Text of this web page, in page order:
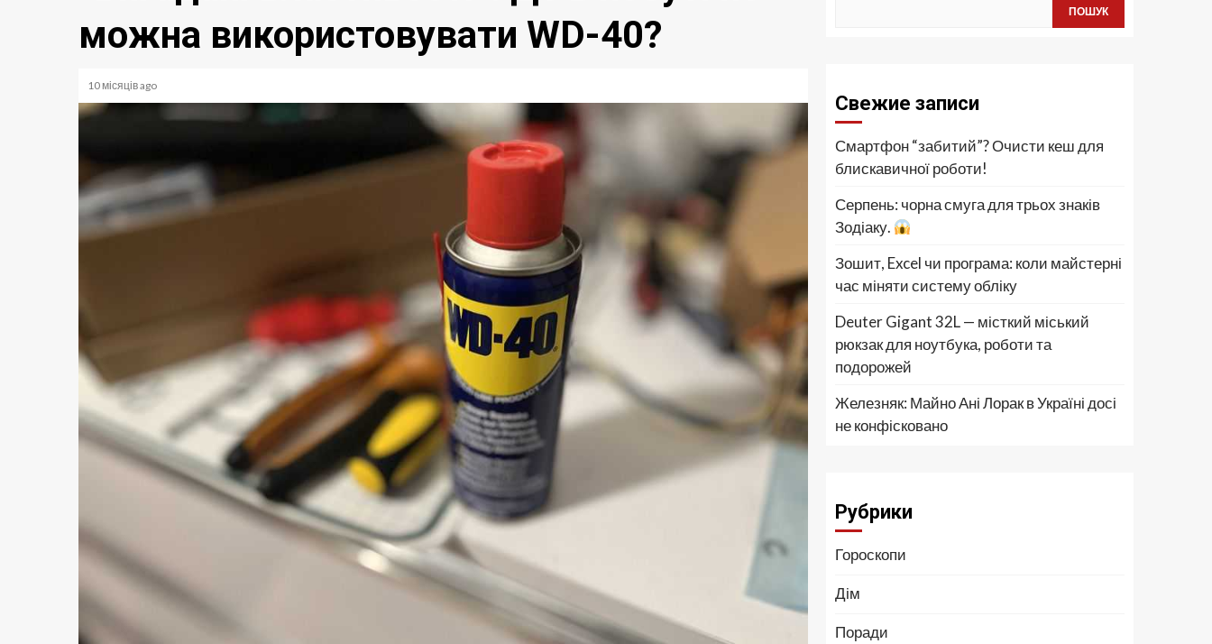
можна використовувати WD-40?
10 місяців ago
ПОШУК
Свежие записи
Смартфон “забитий”? Очисти кеш для
блискавичної роботи!
Серпень: чорна смуга для трьох знаків
Зодіаку.
Зошит, Excel чи програма: коли майстерні
час міняти систему обліку
Deuter Gigant 32L — місткий міський
рюкзак для ноутбука, роботи та
подорожей
Железняк: Майно Ані Лорак в Україні досі
не конфісковано
Рубрики
Гороскопи
Дім
Поради